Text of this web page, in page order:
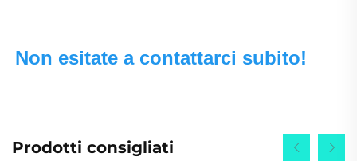
Non esitate a contattarci subito!
Prodotti consigliati